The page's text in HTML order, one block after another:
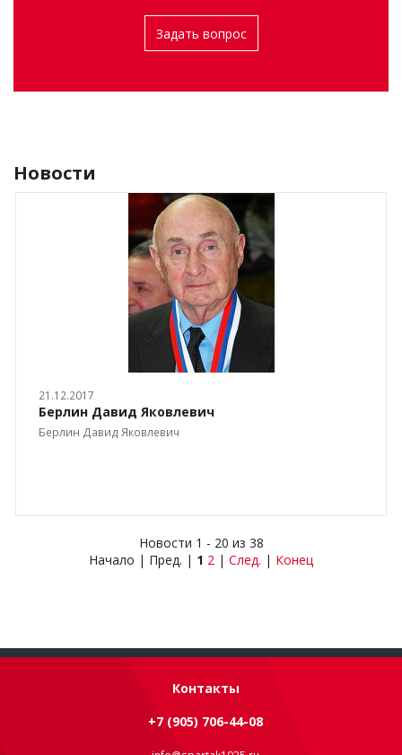
Задать вопрос
Новости
21.12.2017
Берлин Давид Яковлевич
Берлин Давид Яковлевич
Новости 1 - 20 из 38
Начало | Пред. | 1 2 | След. | Конец
Контакты
+7 (905) 706-44-08